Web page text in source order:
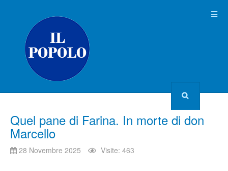
Quel pane di Farina. In morte di don
Marcello
28 Novembre 2025 Visite: 463